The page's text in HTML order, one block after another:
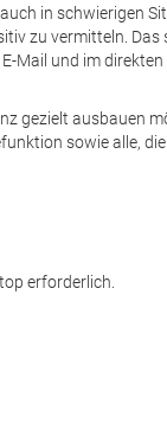
in schwierigen
zu vermitteln.
Mail und im direkten
gezielt ausbauen
sowie alle,
erforderlich.